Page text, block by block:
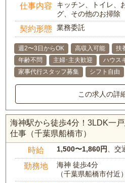
仕事内容
キッチン、トイレ、
グ、その他のお掃除
契約形態 業務委託
週2〜3日からOK 高収入可能 扶
年齢不問
主婦･主夫歓迎 ハウス
家事代行スタッフ募集
シフト自由
この求人の詳
海神駅から徒歩4分！3LDK一
仕事（千葉県船橋市）
時給 1,500〜1,860円、交
勤務地
海神 徒歩4分
（千葉県船橋市付近）